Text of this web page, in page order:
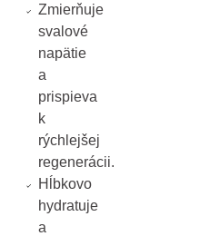
Zmierňuje
svalové
napätie
a
prispieva
k
rýchlejšej
regenerácii.
Hĺbkovo
hydratuje
a